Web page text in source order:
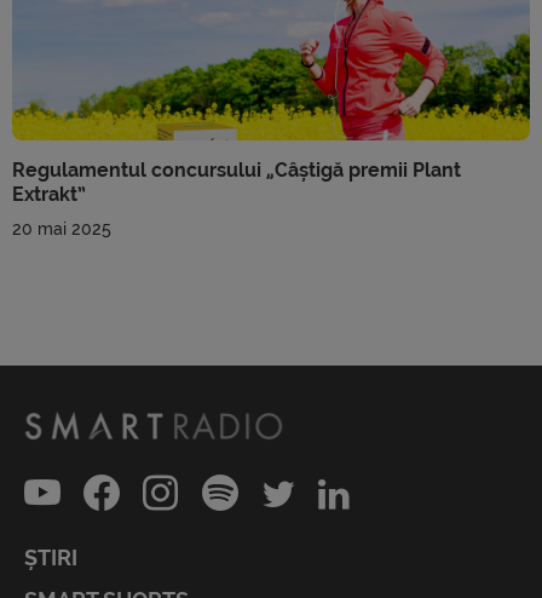
Regulamentul concursului „Câștigă premii Plant
Extrakt”
20 mai 2025
ȘTIRI